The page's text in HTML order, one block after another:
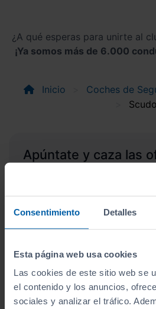
Consentimiento Detalles
Esta página web usa cookies
Las cookies de este sitio web se
el contenido y los anuncios,
sociales y analizar el tráfico.
¿A qué esperas para unirte al
¡Ya somos más de 6.000
Inicio Coches de
Scudo
Apúntate y caza las
Apúntate a nuestro boletín y
Correo electrónico
Acepto la
Acepto